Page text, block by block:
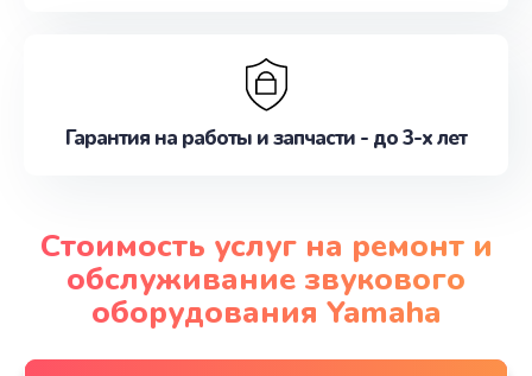
Гарантия на работы и запчасти - до 3-х лет
Стоимость услуг на ремонт и
обслуживание звукового
оборудования Yamaha